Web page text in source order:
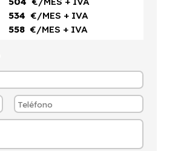
534 €/MES + IVA
558 €/MES + IVA